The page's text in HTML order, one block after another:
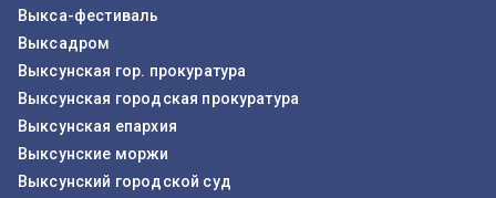
Выкса-фестиваль
Выксадром
Выксунская гор. прокуратура
Выксунская городская прокуратура
Выксунская епархия
Выксунские моржи
Выксунский городской суд